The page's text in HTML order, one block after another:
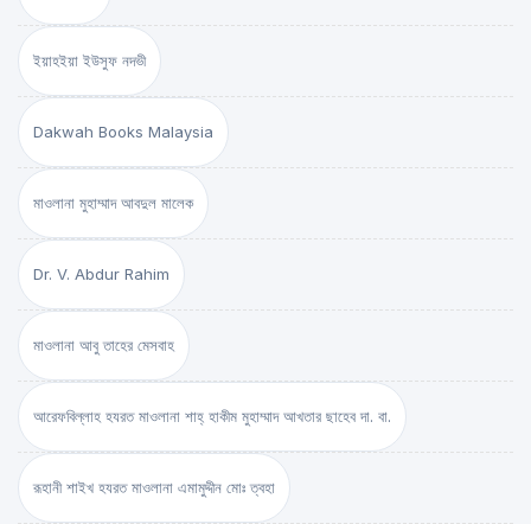
ইয়াহইয়া ইউসুফ নদভী
Dakwah Books Malaysia
মাওলানা মুহাম্মাদ আবদুল মালেক
Dr. V. Abdur Rahim
মাওলানা আবু তাহের মেসবাহ
আরেফবিল্লাহ হযরত মাওলানা শাহ্ হাকীম মুহাম্মাদ আখতার ছাহেব দা. বা.
রূহানী শাইখ হযরত মাওলানা এমামুদ্দীন মোঃ ত্বহা